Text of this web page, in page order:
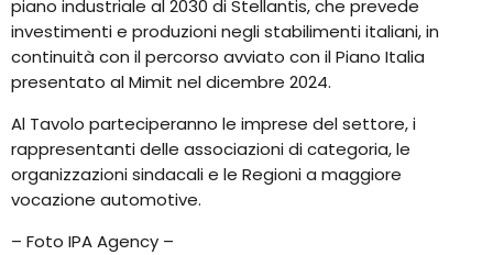
piano industriale al 2030 di Stellantis, che prevede
investimenti e produzioni negli stabilimenti italiani, in
continuità con il percorso avviato con il Piano Italia
presentato al Mimit nel dicembre 2024.
Al Tavolo parteciperanno le imprese del settore, i
rappresentanti delle associazioni di categoria, le
organizzazioni sindacali e le Regioni a maggiore
vocazione automotive.
– Foto IPA Agency –